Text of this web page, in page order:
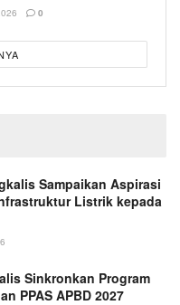
0
Sampaikan Aspirasi
Listrik kepada
Sinkronkan Program
PPAS APBD 2027